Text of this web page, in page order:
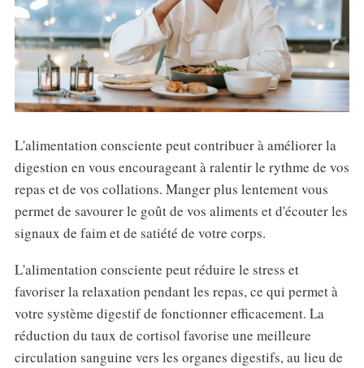
L'alimentation consciente peut contribuer à améliorer la
digestion en vous encourageant à ralentir le rythme de vos
repas et de vos collations. Manger plus lentement vous
permet de savourer le goût de vos aliments et d'écouter les
signaux de faim et de satiété de votre corps.
L'alimentation consciente peut réduire le stress et
favoriser la relaxation pendant les repas, ce qui permet à
votre système digestif de fonctionner efficacement. La
réduction du taux de cortisol favorise une meilleure
circulation sanguine vers les organes digestifs, au lieu de